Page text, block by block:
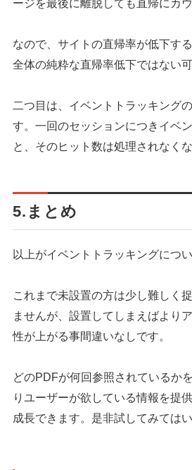
ージを最後に離脱しても直帰にカ
なので、サイトの直帰率が低下す
全体の純粋な直帰率低下ではない
二つ目は、イベントトラッキング
す。一回のセッションにつきイベ
と、そのヒット数は処理されなくな
5.まとめ
以上がイベントトラッキングにつ
これまで未設置の方は少し難しく
ませんが、設置してしまえばより
性が上がる事間違いなしです。
どのPDFが何回参照されているか
りユーザーが欲している情報を提
成長できます。是非試してみては